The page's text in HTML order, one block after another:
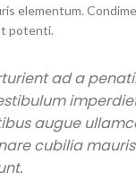
elementum.
potenti.
ad a
augue
cubilia mauris